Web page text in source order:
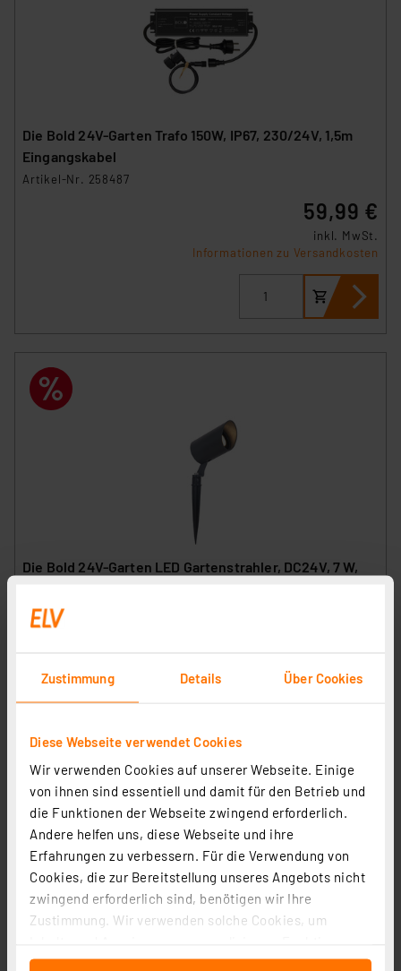
Zustimmung Details Über Cookies
Diese Webseite verwendet Cookies
Wir verwenden Cookies auf unserer Webseite. Einige
von ihnen sind essentiell und damit für den Betrieb und
die Funktionen der Webseite zwingend erforderlich.
Andere helfen uns, diese Webseite und ihre
Erfahrungen zu verbessern. Für die Verwendung von
Cookies, die zur Bereitstellung unseres Angebots nicht
zwingend erforderlich sind, benötigen wir Ihre
Zustimmung. Wir verwenden solche Cookies, um
für soziale Medien anbieten zu können und die Zugriffe
Die Bold 24V-Garten Trafo 150W, IP67, 230/24V, 1,5m
Eingangskabel
Artikel-Nr. 258487
59,99 €
inkl. MwSt.
Informationen zu Versandkosten
Die Bold 24V-Garten LED Gartenstrahler, DC24V, 7 W,
Artikel-Nr. 258505
Produktdatenblatt
Statt 35,99 € **
Die Bold 24V-Garten Erweiterungskupplung, weiterer
Strang, 24V, max.150W, IP67
Artikel-Nr. 258496